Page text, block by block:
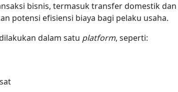
bisnis, termasuk transfer domestik
potensi efisiensi biaya bagi pelaku usaha.
dalam satu platform, seperti: